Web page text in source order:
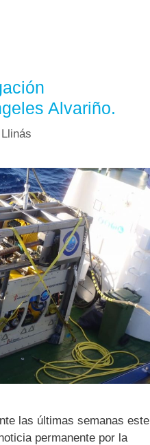
Alvariño.
las últimas semanas este
permanente por la